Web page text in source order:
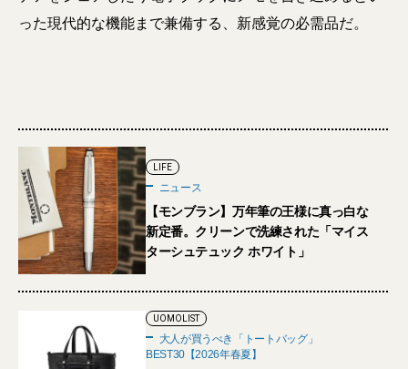
った現代的な機能まで兼備する、新感覚の必需品だ。
LIFE
ニュース
【モンブラン】万年筆の王様に真っ白な
新定番。クリーンで洗練された「マイス
ターシュテュック ホワイト」
UOMOLIST
大人が買うべき「トートバッグ」
BEST30【2026年春夏】